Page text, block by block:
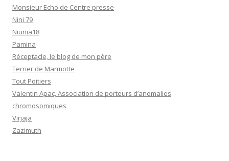
Monsieur Echo de Centre presse
Nini 79
Niunia18
Pamina
Réceptacle, le blog de mon père
Terrier de Marmotte
Tout Poitiers
Valentin Apac, Association de porteurs d’anomalies
chromosomiques
Virjaja
Zazimuth